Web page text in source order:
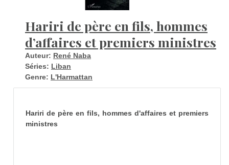
Hariri de père en fils, hommes
d’affaires et premiers ministres
Auteur: René Naba
Séries: Liban
Genre: L'Harmattan
Hariri de père en fils, hommes d'affaires et premiers
ministres